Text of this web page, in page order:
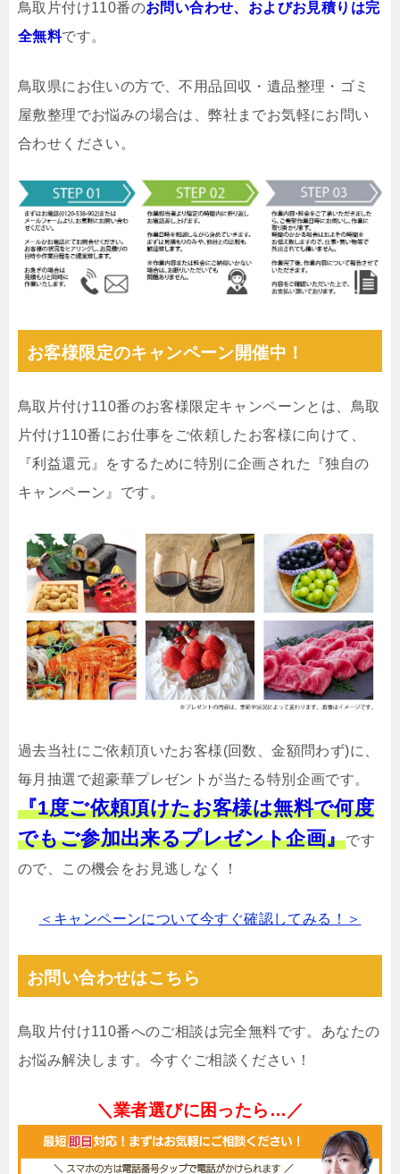
鳥取片付け110番のお問い合わせ、およびお見積りは完
全無料です。
鳥取県にお住いの方で、不用品回収・遺品整理・ゴミ
屋敷整理でお悩みの場合は、弊社までお気軽にお問い
合わせください。
お客様限定のキャンペーン開催中！
鳥取片付け110番のお客様限定キャンペーンとは、鳥取
片付け110番にお仕事をご依頼したお客様に向けて、
『利益還元』をするために特別に企画された『独自の
キャンペーン』です。
過去当社にご依頼頂いたお客様(回数、金額問わず)に、
毎月抽選で超豪華プレゼントが当たる特別企画です。
『1度ご依頼頂けたお客様は無料で何度
でもご参加出来るプレゼント企画』です
ので、この機会をお見逃しなく！
＜キャンペーンについて今すぐ確認してみる！＞
お問い合わせはこちら
鳥取片付け110番へのご相談は完全無料です。あなたの
お悩み解決します。今すぐご相談ください！
＼業者選びに困ったら…／